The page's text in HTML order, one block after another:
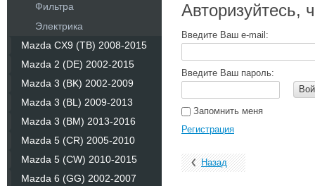
Фильтра
Электрика
Mazda CX9 (TB) 2008-2015
Mazda 2 (DE) 2002-2015
Mazda 3 (BK) 2002-2009
Mazda 3 (BL) 2009-2013
Mazda 3 (BM) 2013-2016
Mazda 5 (CR) 2005-2010
Mazda 5 (CW) 2010-2015
Mazda 6 (GG) 2002-2007
Авторизуйтесь,
Введите Ваш e-mail:
Введите Ваш пароль:
Запомнить меня
Регистрация
Назад